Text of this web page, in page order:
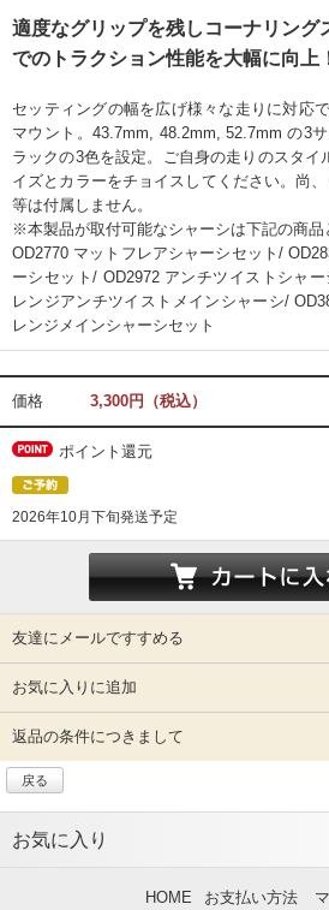
適度なグリップを残しコーナリング
でのトラクション性能を大幅に向上
セッティングの幅を広げ様々な走りに対応
マウント。43.7mm, 48.2mm, 52.7mm の3
ラックの3色を設定。ご自身の走りのスタイ
イズとカラーをチョイスしてください。尚
等は付属しません。
※本製品が取付可能なシャーシは下記の商品
OD2770 マットフレアシャーシセット/
ーシセット/ OD2972 アンチツイストシャ
レンジアンチツイストメインシャーシ/
レンジメインシャーシセット
価格 3,300円（税込）
ポイント還元
2026年10月下旬発送予定
友達にメールですすめる
お気に入りに追加
返品の条件につきまして
戻る
お気に入り
HOME お支払い方法